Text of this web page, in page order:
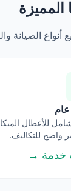
المميزة
أنواع الصيانة
للأعطال
واضح للتكاليف.
خدمة →